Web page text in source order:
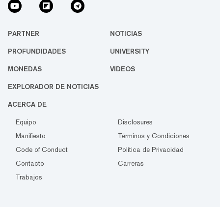
PARTNER NOTICIAS
PROFUNDIDADES UNIVERSITY
MONEDAS VIDEOS
EXPLORADOR DE NOTICIAS
ACERCA DE
Equipo
Disclosures
Manifiesto
Términos y Condiciones
Code of Conduct
Política de Privacidad
Contacto
Carreras
Trabajos